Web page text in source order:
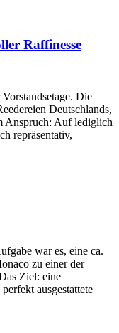
Raffinesse
Die
Deutschlands,
Anspruch: Auf lediglich
repräsentativ,
war es, eine ca.
zu einer der
Ziel: eine
ausgestattete